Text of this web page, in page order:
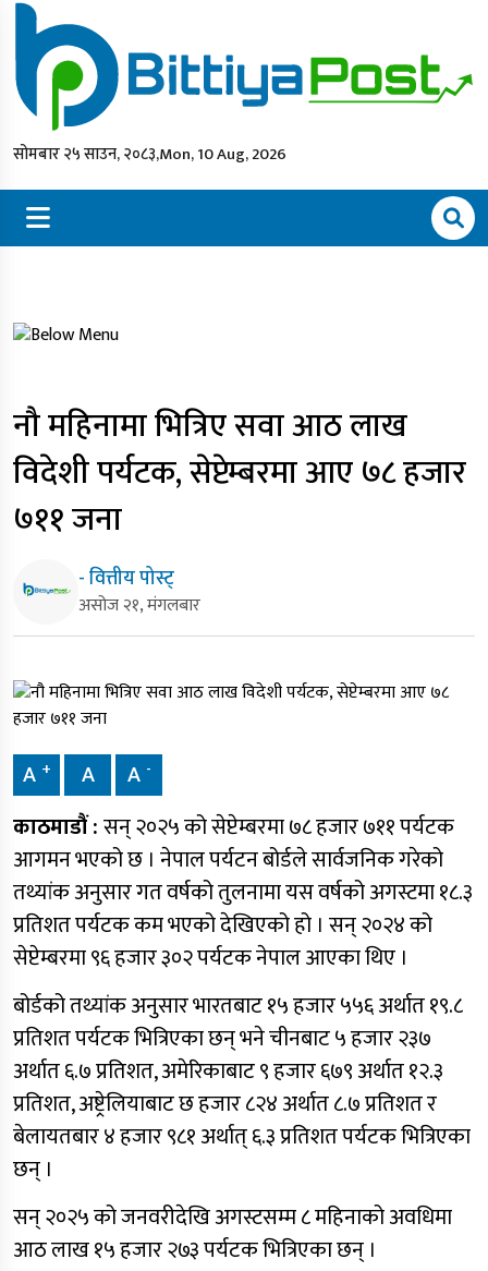
सोमबार २५ साउन, २०८३,Mon, 10 Aug, 2026
नौ महिनामा भित्रिए सवा आठ लाख
विदेशी पर्यटक, सेप्टेम्बरमा आए ७८ हजार
७११ जना
- वित्तीय पोस्ट्
असोज २१, मंगलबार
A + A A -
काठमाडौं :सन् २०२५ को सेप्टेम्बरमा ७८ हजार ७११ पर्यटक
आगमन भएको छ । नेपाल पर्यटन बोर्डले सार्वजनिक गरेको
तथ्यांक अनुसार गत वर्षको तुलनामा यस वर्षको अगस्टमा १८.३
प्रतिशत पर्यटक कम भएको देखिएको हो । सन् २०२४ को
सेप्टेम्बरमा ९६ हजार ३०२ पर्यटक नेपाल आएका थिए ।
बोर्डको तथ्यांक अनुसार भारतबाट १५ हजार ५५६ अर्थात १९.८
प्रतिशत पर्यटक भित्रिएका छन् भने चीनबाट ५ हजार २३७
अर्थात ६.७ प्रतिशत, अमेरिकाबाट ९ हजार ६७९ अर्थात १२.३
प्रतिशत, अष्ट्रेलियाबाट छ हजार ८२४ अर्थात ८.७ प्रतिशत र
बेलायतबार ४ हजार ९८१ अर्थात् ६.३ प्रतिशत पर्यटक भित्रिएका
छन् ।
सन् २०२५ को जनवरीदेखि अगस्टसम्म ८ महिनाको अवधिमा
आठ लाख १५ हजार २७३ पर्यटक भित्रिएका छन् ।